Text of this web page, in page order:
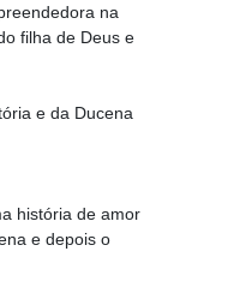
na
filha de Deus e
e da Ducena
história de amor
e depois o